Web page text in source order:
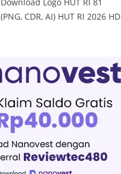
(PNG, CDR, AI) HUT RI 2026 HD